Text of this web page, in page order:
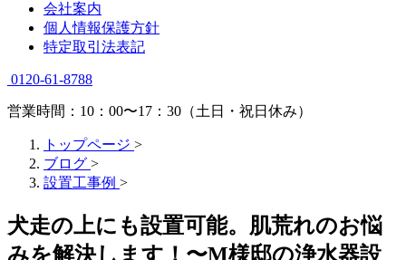
会社案内
個人情報保護方針
特定取引法表記
0120-61-8788
営業時間：10：00〜17：30（土日・祝日休み）
トップページ >
ブログ >
設置工事例 >
犬走の上にも設置可能。肌荒れのお悩
みを解決します！〜M様邸の浄水器設